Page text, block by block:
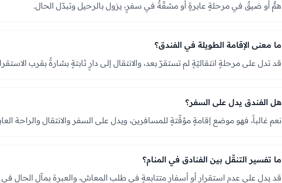
همٌّ أو ضيقٌ في مرحلةٍ عابرةٍ أو مشقّةٌ في سفرٍ، يزول بالرحيل وتبدّل الحال.
ما معنى الإقامة الطويلة في الفندق؟
قد تدل على مرحلةٍ انتقاليّةٍ لم تستقرّ بعد، والانتقال إلى دارٍ ثابتةٍ بشارةٌ بقرب
هل الفندق يدل على السفر؟
نعم غالباً، فهو موضع إقامةٍ مؤقّتةٍ للمسافرين، ويدل على السفر والانتقال والراحة
ما تفسير التنقّل بين الفنادق في المنام؟
قد يدل على عدم استقرارٍ أو أسفارٍ متتابعةٍ في طلب المعاش، والعبرة بمآل الحال في